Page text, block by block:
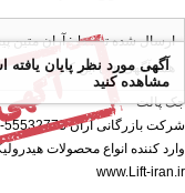
ارسال شده توسط : آران متین
همه آگهی های این کاربر
جک پالت
شرکت بازرگانی آران 55532773-55270705-09129455593-
وارد کننده انواع محصولات
www.Lift-iran.ir
آگهی مورد نظر پایان
مشاهده کنید